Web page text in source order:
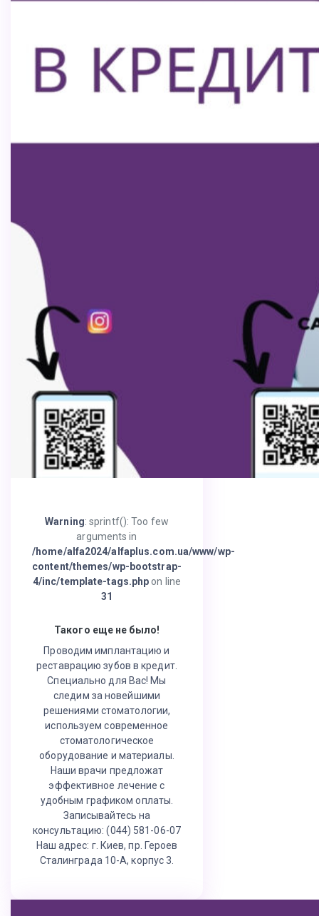
Warning: sprintf(): Too few
arguments in
/home/alfa2024/alfaplus.com.ua/www/wp-
content/themes/wp-bootstrap-
4/inc/template-tags.php on line
31
Такого еще не было!
Проводим имплантацию и
реставрацию зубов в кредит.
Специально для Вас! Мы
следим за новейшими
решениями стоматологии,
используем современное
стоматологическое
оборудование и материалы.
Наши врачи предложат
эффективное лечение с
удобным графиком оплаты.
Записывайтесь на
консультацию: (044) 581-06-07
Наш адрес: г. Киев, пр. Героев
Сталинграда 10-А, корпус 3.